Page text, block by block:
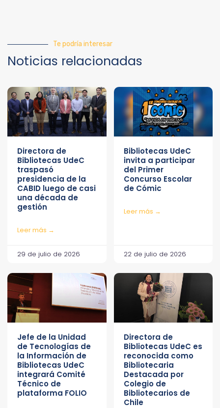
Te podría interesar
Noticias relacionadas
Directora de
Bibliotecas UdeC
traspasó
presidencia de la
CABID luego de casi
una década de
gestión
Leer más →
29 de julio de 2026
Bibliotecas UdeC
invita a participar
del Primer
Concurso Escolar
de Cómic
Leer más →
22 de julio de 2026
Jefe de la Unidad
de Tecnologías de
la Información de
Bibliotecas UdeC
integrará Comité
Técnico de
plataforma FOLIO
Directora de
Bibliotecas UdeC es
reconocida como
Bibliotecaria
Destacada por
Colegio de
Bibliotecarios de
Chile